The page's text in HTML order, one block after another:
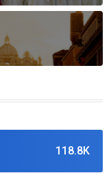
118.8K